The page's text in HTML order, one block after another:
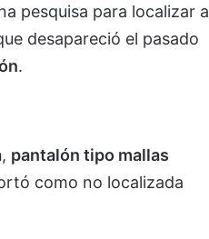
pesquisa para localizar a
desapareció el pasado
.
, pantalón tipo mallas
como no localizada